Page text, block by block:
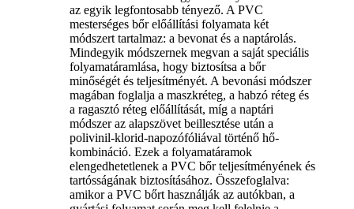
az egyik legfontosabb tényező. A PVC
mesterséges bőr előállítási folyamata két
módszert tartalmaz: a bevonat és a naptárolás.
Mindegyik módszernek megvan a saját speciális
folyamatáramlása, hogy biztosítsa a bőr
minőségét és teljesítményét. A bevonási módszer
magában foglalja a maszkréteg, a habzó réteg és
a ragasztó réteg előállítását, míg a naptári
módszer az alapszövet beillesztése után a
polivinil-klorid-napozófóliával történő hő-
kombináció. Ezek a folyamatáramok
elengedhetetlenek a PVC bőr teljesítményének és
tartósságának biztosításához. Összefoglalva:
amikor a PVC bőrt használják az autókban, a